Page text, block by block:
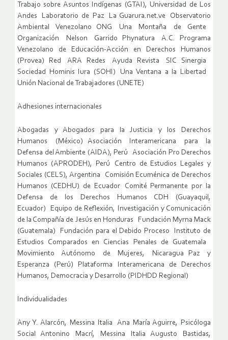
Trabajo sobre Asuntos Indígenas (GTAI), Universidad de Los
Andes Laboratorio de Paz La Guarura.net.ve Observatorio
Ambiental Venezolano ONG Una Montaña de Gente
Organización Nelson Garrido Phynatura A.C. Programa
Venezolano de Educación-Acción en Derechos Humanos
(Provea) Red ARA Redes Ayuda Revista SIC Sinergia
Sociedad Hominis Iura (SOHI) Una Ventana a la Libertad
Unión Nacional de Trabajadores (UNETE)
Adhesiones internacionales
Abogadas y Abogados para la Justicia y los Derechos
Humanos (México) Asociación Interamericana para la
Defensa del Ambiente (AIDA), Perú Asociación Pro Derechos
Humanos (APRODEH), Perú Centro de Estudios Legales y
Sociales (CELS), Argentina Comisión Ecuménica de Derechos
Humanos (CEDHU) de Ecuador Comité Permanente por la
Defensa de los Derechos Humanos CDH (Guayaquil,
Ecuador) Equipo de Reflexión, Investigación y Comunicación
de la Compañía de Jesús en Honduras Fundación Myrna Mack
(Guatemala) Fundación para el Debido Proceso Instituto de
Estudios Comparados en Ciencias Penales de Guatemala
Movimiento Autónomo de Mujeres, Nicaragua Paz y
Esperanza (Perú) Plataforma Interamericana de Derechos
Humanos, Democracia y Desarrollo (PIDHDD Regional)
Individualidades
Any Y. Alarcón, Messina Italia Ana María Aguirre, Psicóloga
Social Antonino Macrí, Messina Italia Augusto Bastidas,